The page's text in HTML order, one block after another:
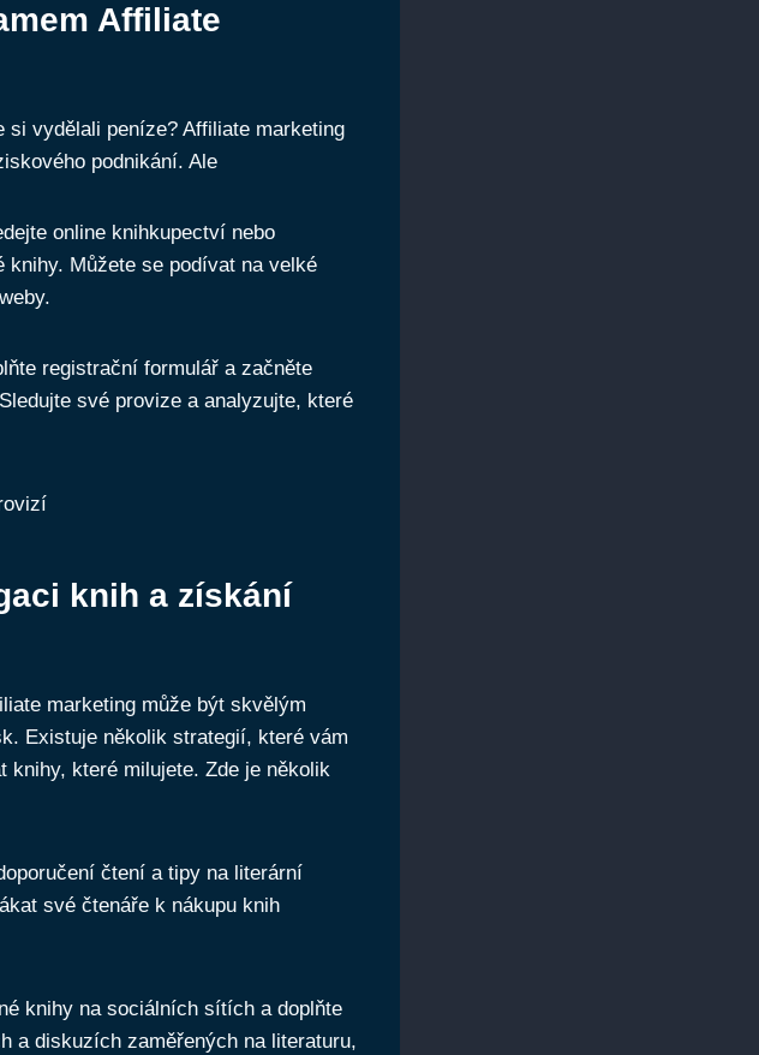
Affiliate
vydělali peníze? Affiliate marketing
podnikání. Ale
online knihkupectví nebo
Můžete se podívat na velké
registrační formulář a začněte
své provize a analyzujte, které
knih a získání
marketing může být skvělým
Existuje několik strategií, které vám
knihy, které milujete. Zde je několik
čtení a tipy na literární
své čtenáře k nákupu knih
knihy na sociálních sítích a doplňte
a diskuzích zaměřených na literaturu,